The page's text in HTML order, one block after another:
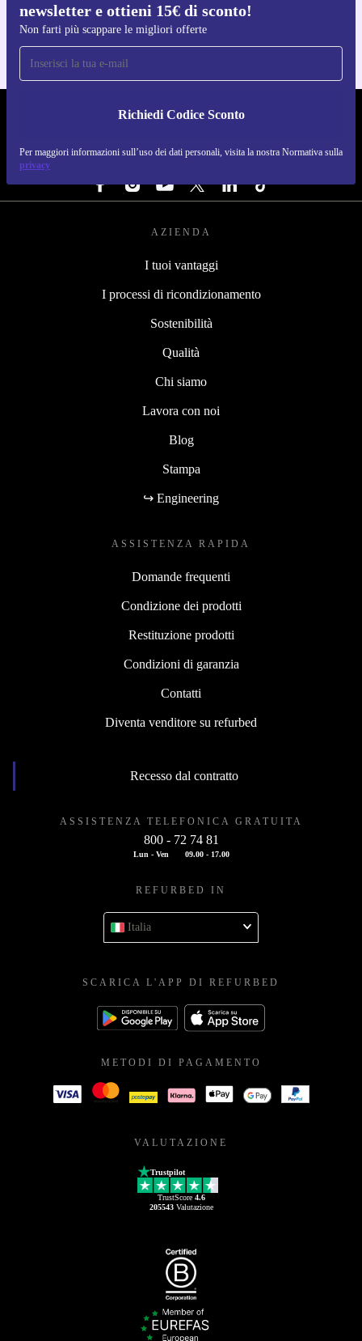
newsletter e ottieni 15€ di sconto!
Non farti più scappare le migliori offerte
Richiedi Codice Sconto
Per maggiori informazioni sull’uso dei dati personali, visita la nostra Normativa sulla
privacy
Per iOS e Android
REFURBED ITALIA - RETHINK NEW.
SEGUICI SU
AZIENDA
I tuoi vantaggi
I processi di ricondizionamento
Sostenibilità
Qualità
Chi siamo
Lavora con noi
Blog
Stampa
↪ Engineering
ASSISTENZA RAPIDA
Domande frequenti
Condizione dei prodotti
Restituzione prodotti
Condizioni di garanzia
Contatti
Diventa venditore su refurbed
Recesso dal contratto
ASSISTENZA TELEFONICA GRATUITA
800 - 72 74 81
Lun - Ven 09.00 - 17.00
REFURBED IN
Italia
SCARICA L'APP DI REFURBED
METODI DI PAGAMENTO
VALUTAZIONE
Trustpilot
TrustScore 4.6
205543Valutazione